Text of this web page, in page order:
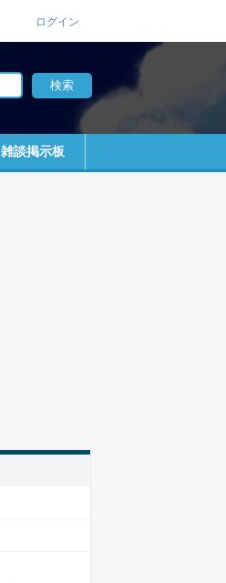
ログイン
雑談掲示板